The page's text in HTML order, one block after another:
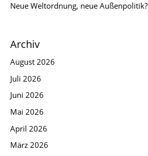
Neue Weltordnung, neue Außenpolitik?
Archiv
August 2026
Juli 2026
Juni 2026
Mai 2026
April 2026
März 2026